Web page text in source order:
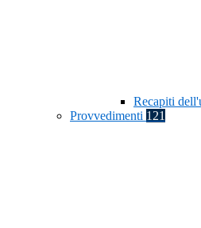
Recapiti
Provvedimenti 121